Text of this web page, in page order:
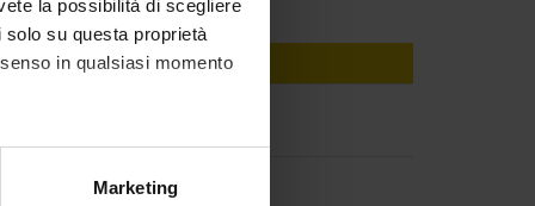
la possibilità di scegliere
su questa proprietà
in qualsiasi momento
metro,Marketing